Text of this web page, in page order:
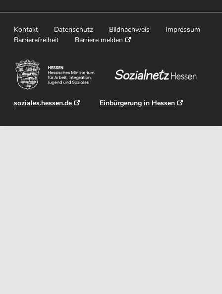
Kontakt Datenschutz Bildnachweis
Impressum
Barrierefreiheit
Barriere melden
soziales.hessen.de Einbürgerung in Hessen